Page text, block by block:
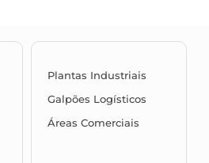
Plantas Industriais
Galpões Logísticos
Áreas Comerciais